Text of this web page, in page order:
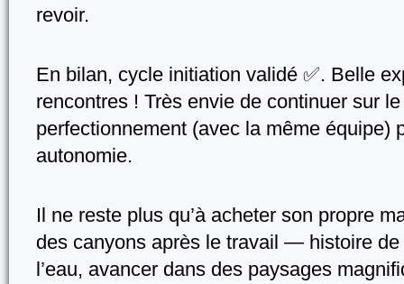
revoir.
En bilan, cycle initiation validé ✅. Belle
rencontres ! Très envie de continuer sur
perfectionnement (avec la même équipe)
autonomie.
Il ne reste plus qu’à acheter son propre
des canyons après le travail — histoire de
l’eau, avancer dans des paysages